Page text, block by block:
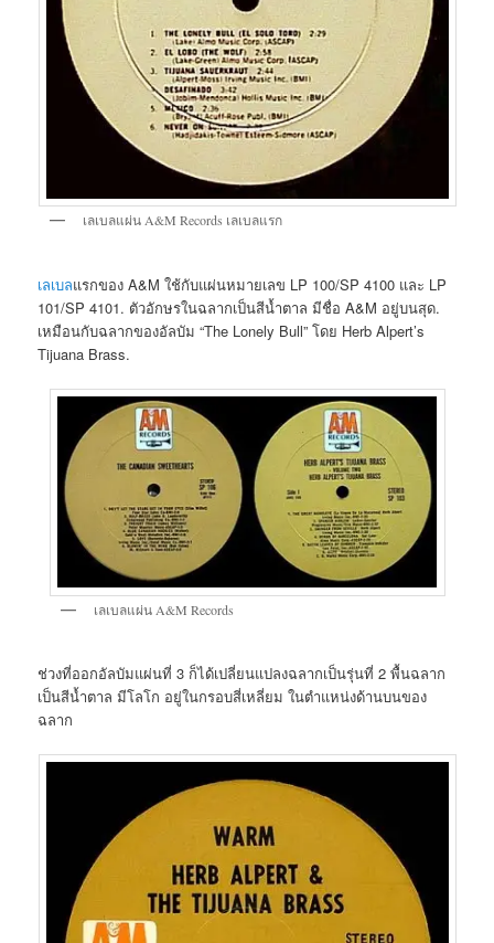
เลเบลแผ่น A&M Records เลเบลแรก
เลเบลแรกของ A&M ใช้กับแผ่นหมายเลข LP 100/SP 4100 และ LP
101/SP 4101. ตัวอักษรในฉลากเป็นสีน้ำตาล มีชื่อ A&M อยู่บนสุด.
เหมือนกับฉลากของอัลบัม “The Lonely Bull” โดย Herb Alpert’s
Tijuana Brass.
เลเบลแผ่น A&M Records
ช่วงที่ออกอัลบัมแผ่นที่ 3 ก็ได้เปลี่ยนแปลงฉลากเป็นรุ่นที่ 2 พื้นฉลาก
เป็นสีน้ำตาล มีโลโก อยู่ในกรอบสี่เหลี่ยม ในตำแหน่งด้านบนของ
ฉลาก